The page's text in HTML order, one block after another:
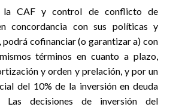
la CAF y control de conflicto de
concordancia con sus políticas y
podrá cofinanciar (o garantizar a) con
términos en cuanto a plazo,
y orden y prelación, y por un
del 10% de la inversión en deuda
Las decisiones de inversión del